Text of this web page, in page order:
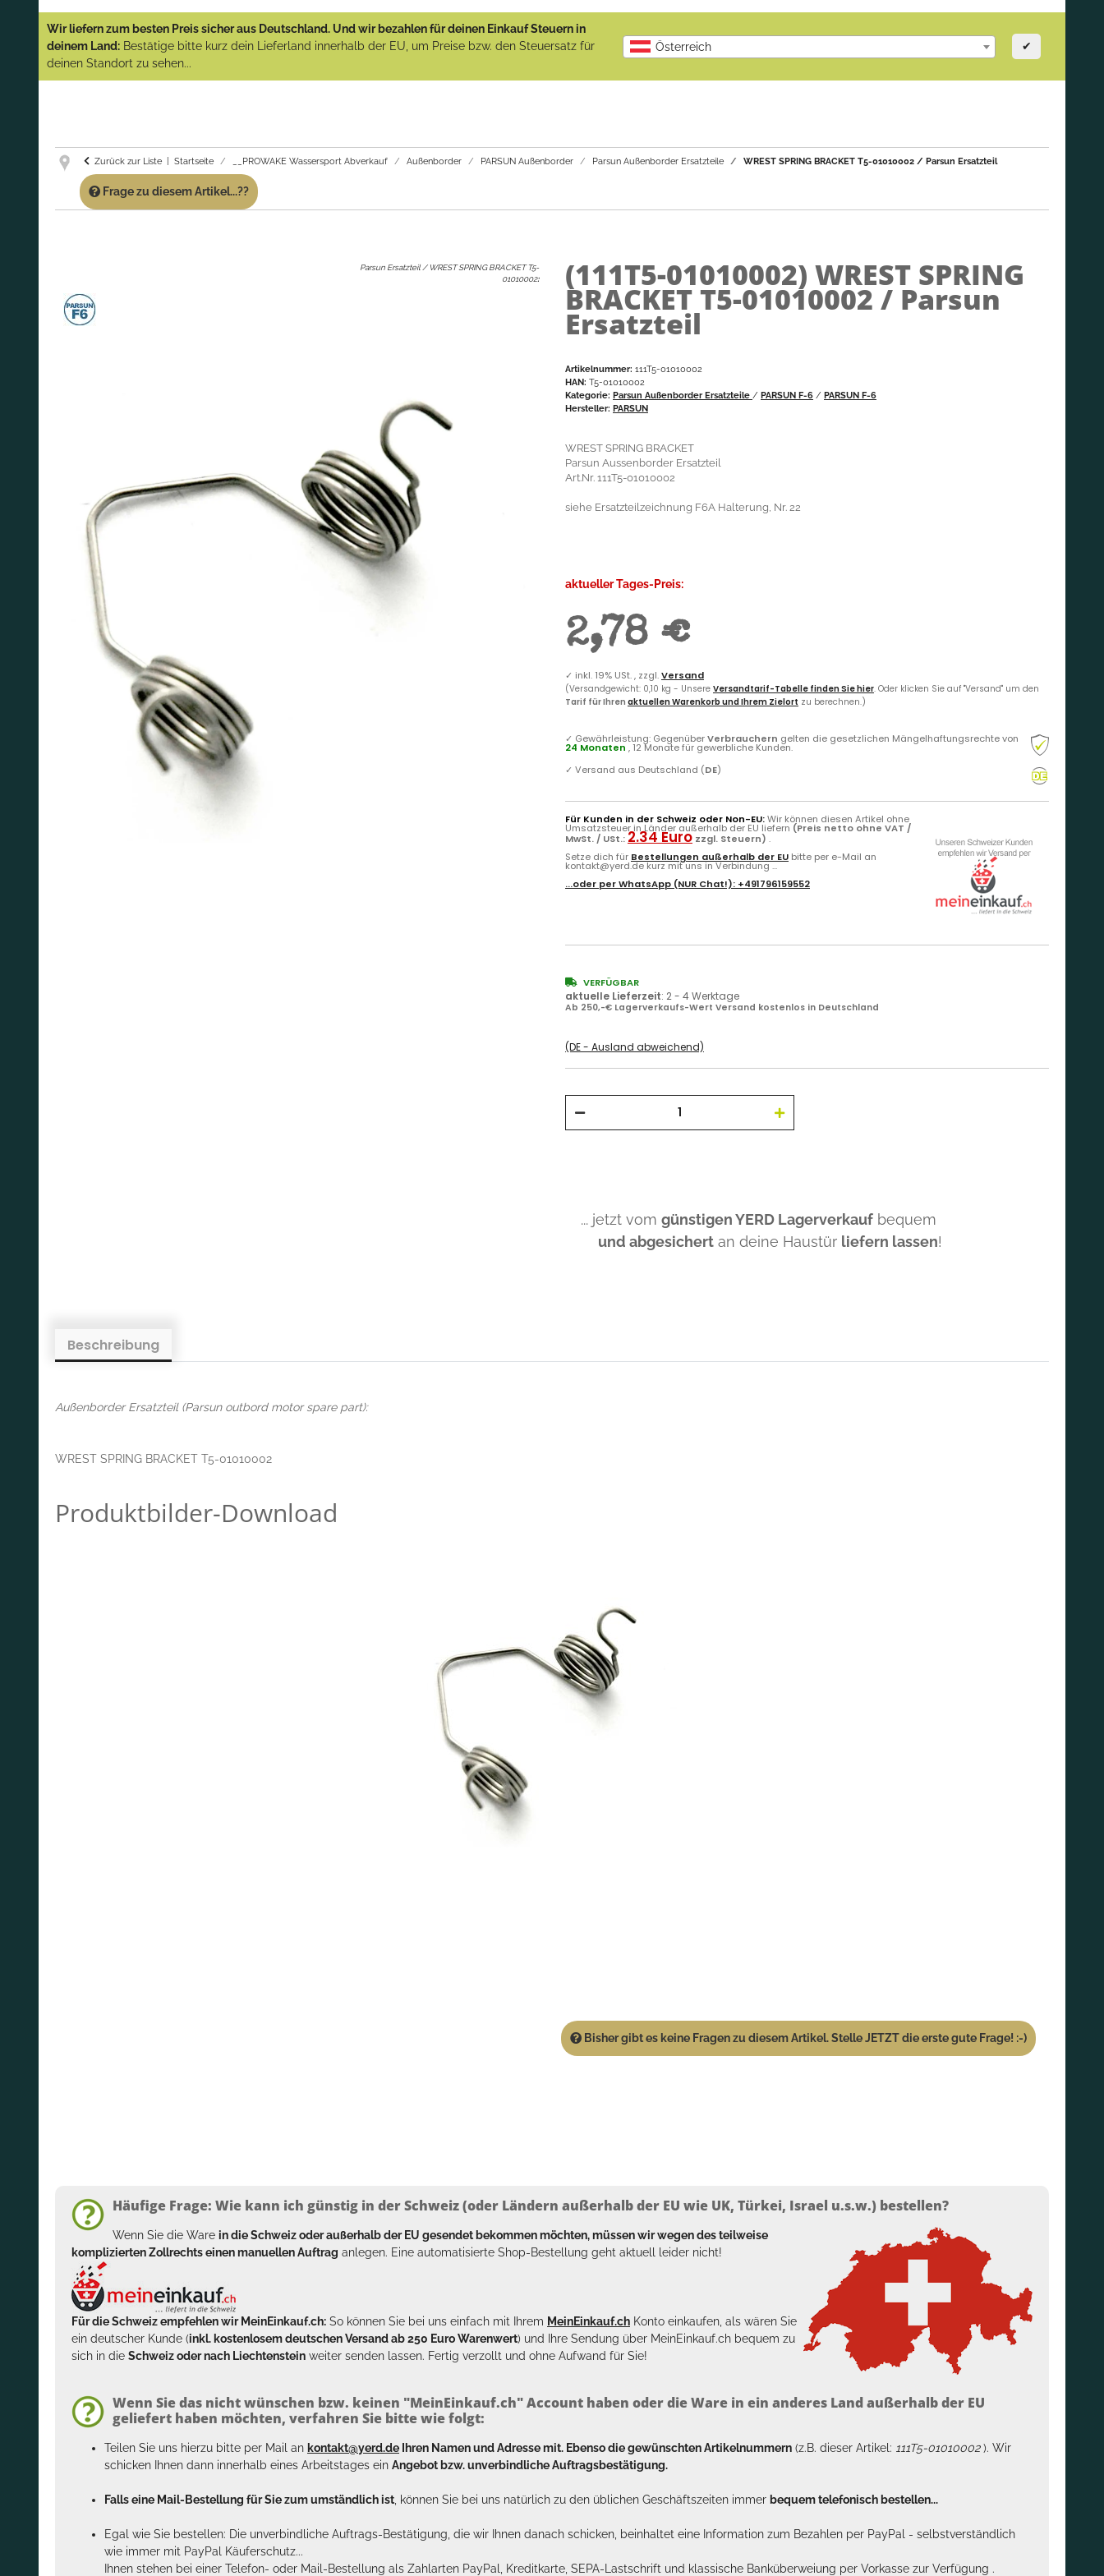
(Abverkauf)!
GARANTIE UND SERVICE:
Artikeln einfach an!
Wir liefern zum besten Preis sicher aus Deutschland. Und wir bezahlen für deinen Einkauf Steuern in
deinem Land: Bestätige bitte kurz dein Lieferland innerhalb der EU, um Preise bzw. den Steuersatz für
deinen Standort zu sehen...
Österreich ✔
Zurück zur Liste Startseite __PROWAKE Wassersport Abverkauf Außenborder PARSUN Außenborder Parsun Außenborder Ersatzteile WREST SPRING BRACKET T5-01010002 / Parsun Ersatzteil
Frage zu diesem Artikel...??
Parsun Ersatzteil / WREST SPRING BRACKET T5-
01010002: (111T5-01010002) WREST SPRING
BRACKET T5-01010002 / Parsun
Ersatzteil
Artikelnummer: 111T5-01010002
HAN: T5-01010002
Kategorie: Parsun Außenborder Ersatzteile / PARSUN F-6 / PARSUN F-6
Hersteller: PARSUN
WREST SPRING BRACKET
Parsun Aussenborder Ersatzteil
Art.Nr. 111T5-01010002
siehe Ersatzteilzeichnung F6A Halterung, Nr. 22
aktueller Tages-Preis:
2,78 €
✓ inkl. 19% USt. , zzgl.Versand
(Versandgewicht: 0,10 kg - Unsere Versandtarif-Tabelle finden Sie hier. Oder klicken Sie auf "Versand" um den
Tarif für Ihren aktuellen Warenkorb und Ihrem Zielort zu berechnen.)
✓ Gewährleistung: GegenüberVerbrauchern gelten die gesetzlichen Mängelhaftungsrechte von
24 Monaten , 12 Monate für gewerbliche Kunden.
✓ Versand aus Deutschland (DE)
Für Kunden in der Schweiz oder Non-EU:Wir können diesen Artikel ohne
Umsatzsteuer in Länder außerhalb der EU liefern (Preis netto ohne VAT /
MwSt. / USt.: 2.34 Euro zzgl. Steuern) .
Setze dich für Bestellungen außerhalb der EU bitte per e-Mail an
kontakt@yerd.de kurz mit uns in Verbindung ...
...oder perWhatsApp (NUR Chat!): +491796159552
VERFÜGBAR
aktuelle Lieferzeit: 2 - 4 Werktage
Ab 250,-€ Lagerverkaufs-Wert Versand kostenlos in Deutschland
(DE - Ausland abweichend)
... jetzt vom günstigen YERD Lagerverkauf bequem
und abgesichert an deine Haustür liefern lassen!
Beschreibung
Außenborder Ersatzteil (Parsun outbord motor spare part):
WREST SPRING BRACKET T5-01010002
Produktbilder-Download
Bisher gibt es keine Fragen zu diesem Artikel. Stelle JETZT die erste gute Frage! :-)
Häufige Frage: Wie kann ich günstig in der Schweiz (oder Ländern außerhalb der EU wie UK, Türkei, Israel u.s.w.) bestellen?
Wenn Sie die Ware in die Schweiz oder außerhalb der EU gesendet bekommen möchten, müssen wir wegen des teilweise
komplizierten Zollrechts einen manuellen Auftrag anlegen. Eine automatisierte Shop-Bestellung geht aktuell leider nicht!
Für die Schweiz empfehlen wir MeinEinkauf.ch: So können Sie bei uns einfach mit Ihrem MeinEinkauf.ch Konto einkaufen, als wären Sie
ein deutscher Kunde (inkl. kostenlosem deutschen Versand ab 250 Euro Warenwert) und Ihre Sendung über MeinEinkauf.ch bequem zu
sich in die Schweiz oder nach Liechtenstein weiter senden lassen. Fertig verzollt und ohne Aufwand für Sie!
Wenn Sie das nicht wünschen bzw. keinen "MeinEinkauf.ch" Account haben oder die Ware in ein anderes Land außerhalb der EU
geliefert haben möchten, verfahren Sie bitte wie folgt:
Teilen Sie uns hierzu bitte per Mail an kontakt@yerd.de Ihren Namen und Adresse mit. Ebenso die gewünschten Artikelnummern (z.B. dieser Artikel: 111T5-01010002). Wir
schicken Ihnen dann innerhalb eines Arbeitstages ein Angebot bzw. unverbindliche Auftragsbestätigung.
Falls eine Mail-Bestellung für Sie zum umständlich ist , können Sie bei uns natürlich zu den üblichen Geschäftszeiten immer bequem telefonisch bestellen...
Egal wie Sie bestellen: Die unverbindliche Auftrags-Bestätigung, die wir Ihnen danach schicken, beinhaltet eine Information zum Bezahlen per PayPal - selbstverständlich
wie immer mit PayPal Käuferschutz...
Ihnen stehen bei einer Telefon- oder Mail-Bestellung als Zahlarten PayPal, Kreditkarte, SEPA-Lastschrift und klassische Banküberweiung per Vorkasse zur Verfügung .